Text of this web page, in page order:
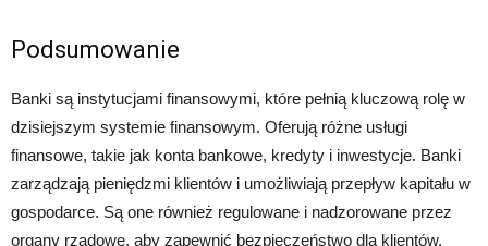
Podsumowanie
Banki są instytucjami finansowymi, które pełnią kluczową rolę w
dzisiejszym systemie finansowym. Oferują różne usługi
finansowe, takie jak konta bankowe, kredyty i inwestycje. Banki
zarządzają pieniędzmi klientów i umożliwiają przepływ kapitału w
gospodarce. Są one również regulowane i nadzorowane przez
organy rządowe, aby zapewnić bezpieczeństwo dla klientów.